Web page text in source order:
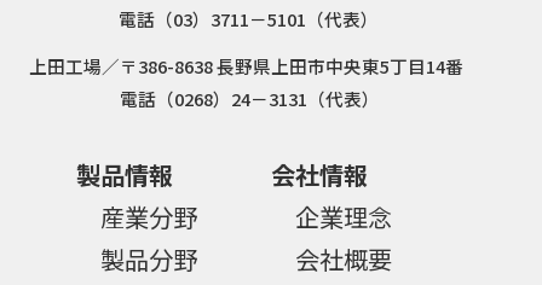
電話（03）3711－5101（代表）
上田工場／〒386-8638 長野県上田市中央東5丁目14番
電話（0268）24－3131（代表）
製品情報
産業分野
製品分野
会社情報
企業理念
会社概要